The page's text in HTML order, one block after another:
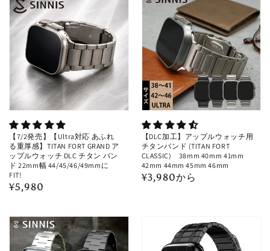
【7/2発売】【Ultra対応 あふれ
る重厚感】TITAN FORT GRAND ア
ップルウォッチ DLC チタン バン
ド 22mm幅 44/45/46/49mmに
FIT!
通
価
格
¥5,980
【DLC加工】アップルウォッチ用
チタンバンド (TITAN FORT
CLASSIC) 38mm 40mm 41mm
42mm 44mm 45mm 46mm
通
¥3,980から